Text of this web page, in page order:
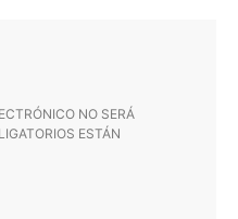
NO SERÁ
ESTÁN